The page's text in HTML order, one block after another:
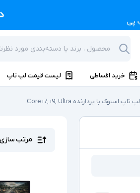
خرید اقساطی لیست قیمت لپ تاپ
لپ تاپ استوک با پردازنده Core i7, i9, Ultra
مرتب